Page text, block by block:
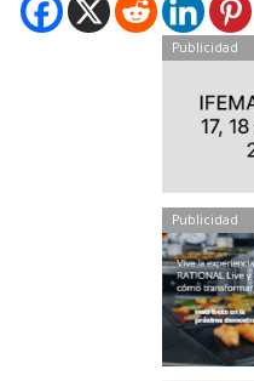
Publicidad
Publicidad